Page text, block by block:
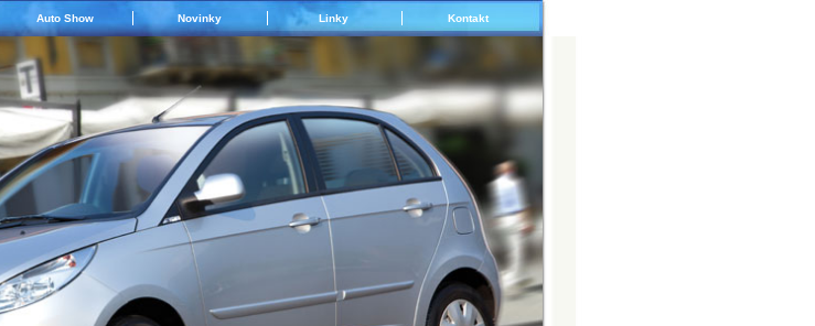
Auto Show Novinky Linky Kontakt